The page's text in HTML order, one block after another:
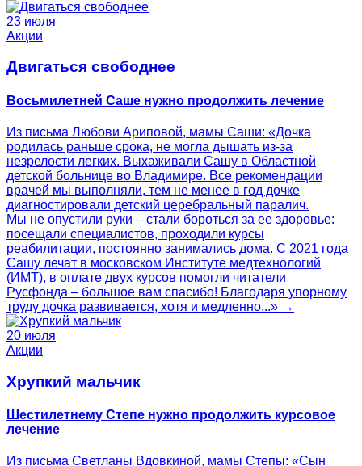
23 июля
Акции
Двигаться свободнее
Восьмилетней Саше нужно продолжить лечение
Из письма Любови Ариповой, мамы Саши: «Дочка
родилась раньше срока, не могла дышать из-за
незрелости легких. Выхаживали Сашу в Областной
детской больнице во Владимире. Все рекомендации
врачей мы выполняли, тем не менее в год дочке
диагностировали детский церебральный паралич.
Мы не опустили руки – стали бороться за ее здоровье:
посещали специалистов, проходили курсы
реабилитации, постоянно занимались дома. С 2021 года
Сашу лечат в московском Институте медтехнологий
(ИМТ), в оплате двух курсов помогли читатели
Русфонда – большое вам спасибо! Благодаря упорному
труду дочка развивается, хотя и медленно...» →
20 июля
Акции
Хрупкий мальчик
Шестилетнему Степе нужно продолжить курсовое
лечение
Из письма Светланы Вдовкиной, мамы Степы: «Сын